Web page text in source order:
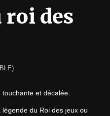
des
)
et décalée.
du Roi des jeux ou